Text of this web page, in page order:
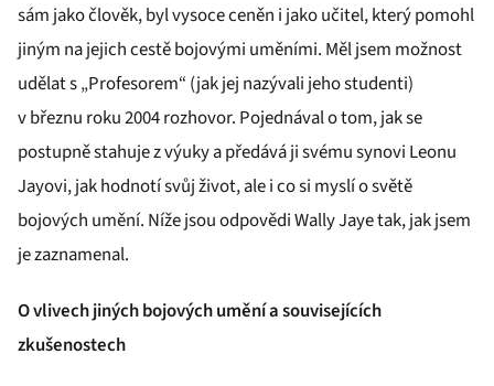
sám jako člověk, byl vysoce ceněn i jako učitel, který pomohl
jiným na jejich cestě bojovými uměními. Měl jsem možnost
udělat s „Profesorem“ (jak jej nazývali jeho studenti)
v březnu roku 2004 rozhovor. Pojednával o tom, jak se
postupně stahuje z výuky a předává ji svému synovi Leonu
Jayovi, jak hodnotí svůj život, ale i co si myslí o světě
bojových umění. Níže jsou odpovědi Wally Jaye tak, jak jsem
je zaznamenal.
O vlivech jiných bojových umění a souvisejících
zkušenostech